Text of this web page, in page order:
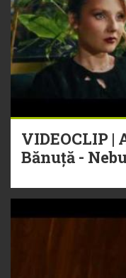
VIDEOCLIP
Bănuță -